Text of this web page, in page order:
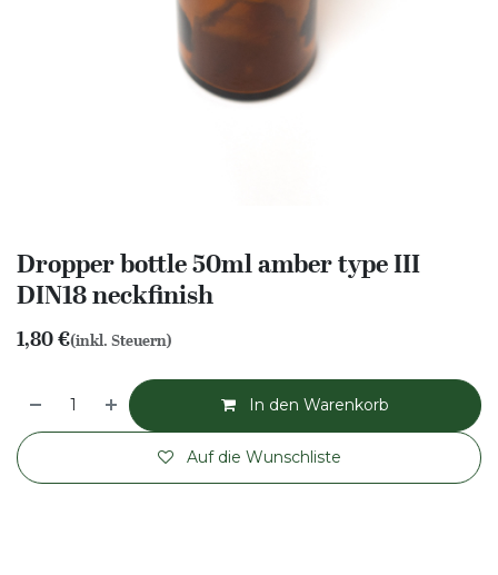
Dropper bottle 50ml amber type III
DIN18 neckfinish
1,80€(inkl. Steuern)
In den Warenkorb
Auf die Wunschliste